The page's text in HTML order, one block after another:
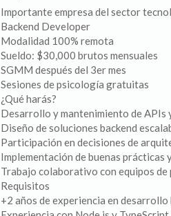
Importante empresa del sector
Backend Developer
Modalidad 100% remota
Sueldo: $30,000 brutos mensuales
SGMM después del 3er mes
Sesiones de psicología gratuitas
¿Qué harás?
Desarrollo y mantenimiento de APIs
Diseño de soluciones backend
Participación en decisiones de
Implementación de buenas prácticas
Trabajo colaborativo con equipos
Requisitos
+2 años de experiencia en desarrollo